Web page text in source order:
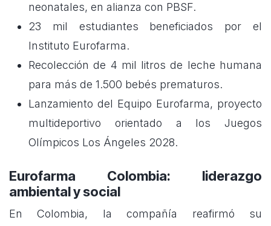
neonatales, en alianza con PBSF.
23 mil estudiantes beneficiados por el
Instituto Eurofarma.
Recolección de 4 mil litros de leche humana
para más de 1.500 bebés prematuros.
Lanzamiento del Equipo Eurofarma, proyecto
multideportivo orientado a los Juegos
Olímpicos Los Ángeles 2028.
Eurofarma Colombia: liderazgo
ambiental y social
En Colombia, la compañía reafirmó su